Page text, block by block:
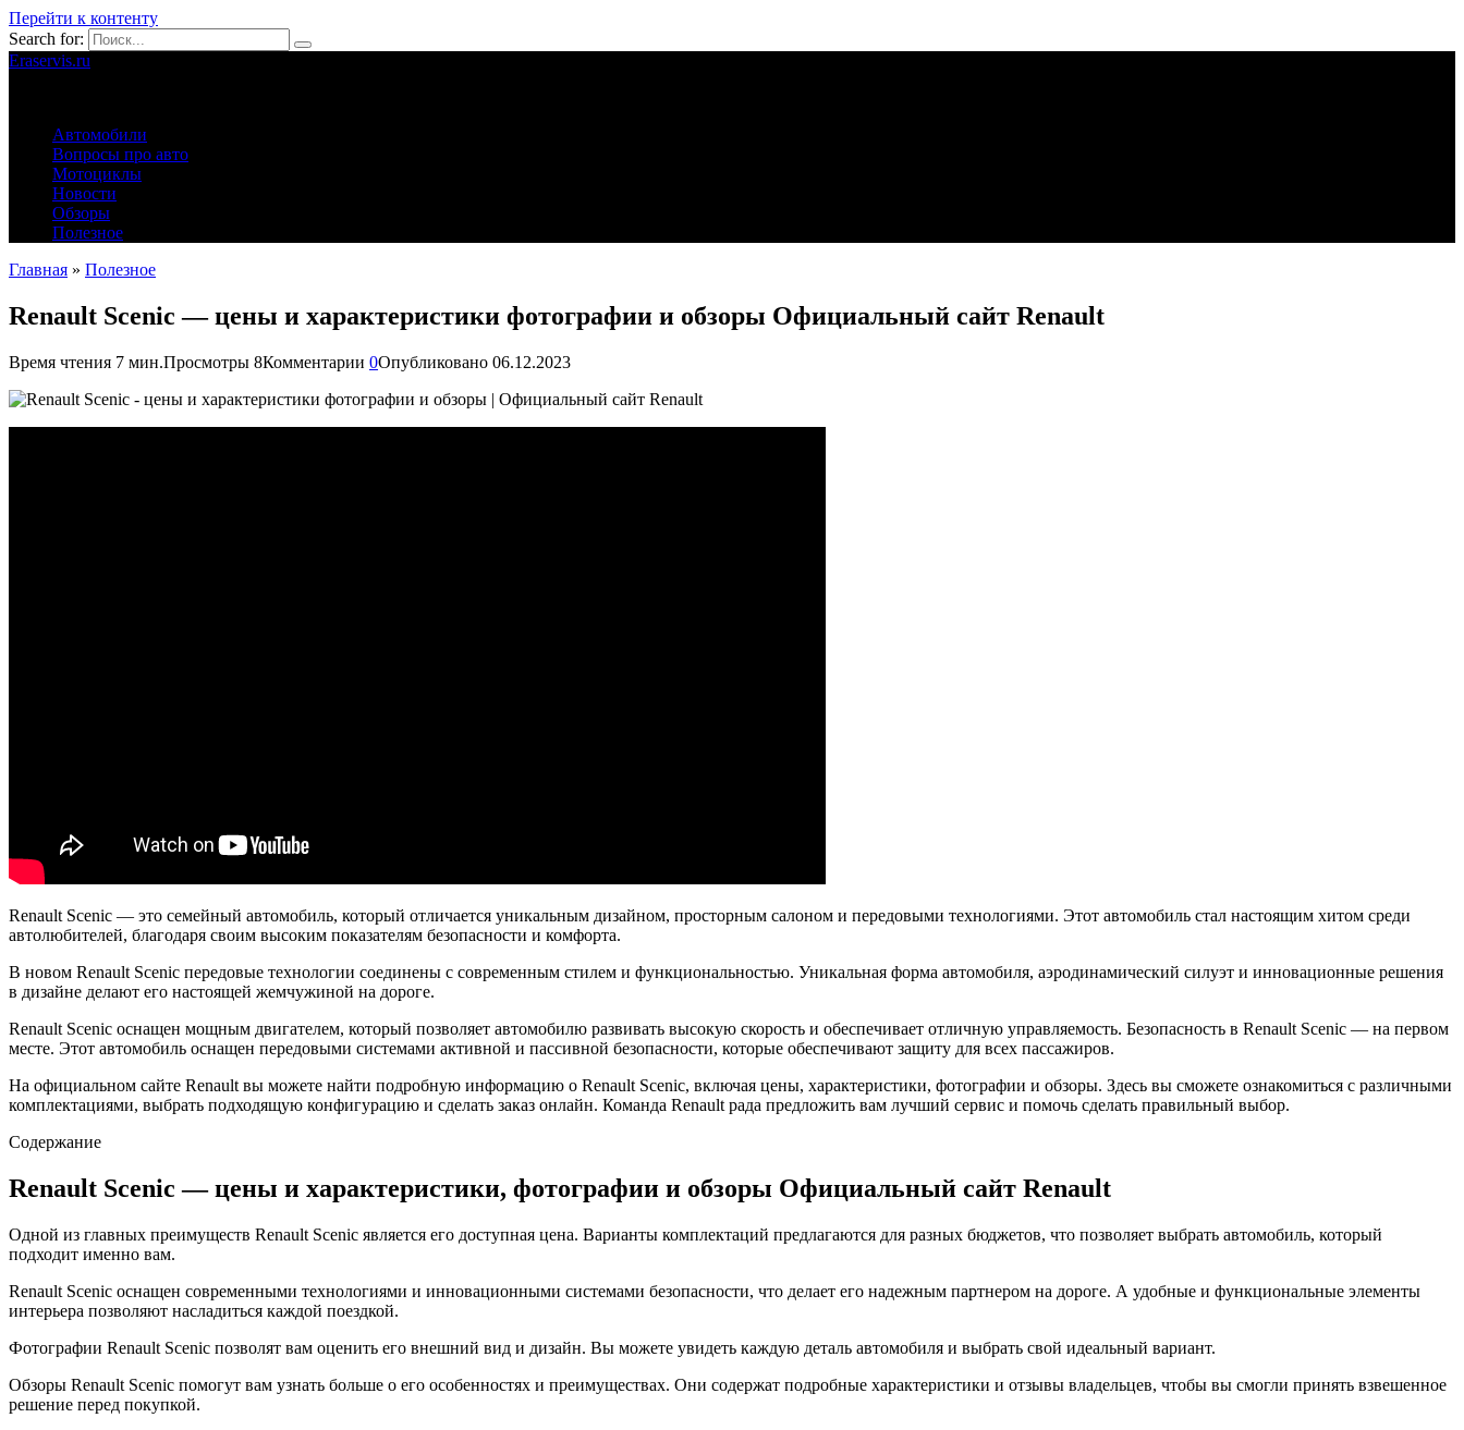
Перейти к контенту
Search for:
Eraservis.ru
Автомобили
Вопросы про авто
Мотоциклы
Новости
Обзоры
Полезное
Главная » Полезное
Renault Scenic — цены и характеристики фотографии и обзоры Официальный сайт Renault
Время чтения 7 мин.Просмотры 8Комментарии 0Опубликовано 06.12.2023
Renault Scenic — это семейный автомобиль, который отличается уникальным дизайном, просторным салоном и передовыми технологиями. Этот автомобиль стал настоящим хитом среди
автолюбителей, благодаря своим высоким показателям безопасности и комфорта.
В новом Renault Scenic передовые технологии соединены с современным стилем и функциональностью. Уникальная форма автомобиля, аэродинамический силуэт и инновационные решения
в дизайне делают его настоящей жемчужиной на дороге.
Renault Scenic оснащен мощным двигателем, который позволяет автомобилю развивать высокую скорость и обеспечивает отличную управляемость. Безопасность в Renault Scenic — на первом
месте. Этот автомобиль оснащен передовыми системами активной и пассивной безопасности, которые обеспечивают защиту для всех пассажиров.
На официальном сайте Renault вы можете найти подробную информацию о Renault Scenic, включая цены, характеристики, фотографии и обзоры. Здесь вы сможете ознакомиться с различными
комплектациями, выбрать подходящую конфигурацию и сделать заказ онлайн. Команда Renault рада предложить вам лучший сервис и помочь сделать правильный выбор.
Содержание
Renault Scenic — цены и характеристики, фотографии и обзоры Официальный сайт Renault
Одной из главных преимуществ Renault Scenic является его доступная цена. Варианты комплектаций предлагаются для разных бюджетов, что позволяет выбрать автомобиль, который
подходит именно вам.
Renault Scenic оснащен современными технологиями и инновационными системами безопасности, что делает его надежным партнером на дороге. А удобные и функциональные элементы
интерьера позволяют насладиться каждой поездкой.
Фотографии Renault Scenic позволят вам оценить его внешний вид и дизайн. Вы можете увидеть каждую деталь автомобиля и выбрать свой идеальный вариант.
Обзоры Renault Scenic помогут вам узнать больше о его особенностях и преимуществах. Они содержат подробные характеристики и отзывы владельцев, чтобы вы смогли принять взвешенное
решение перед покупкой.